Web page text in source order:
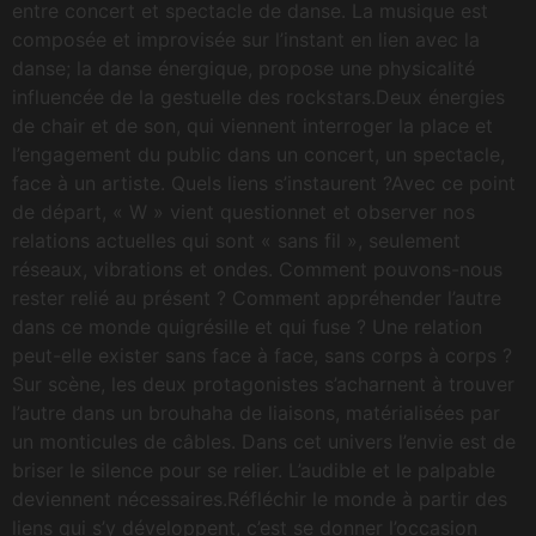
entre concert et spectacle de danse. La musique est
composée et improvisée sur l’instant en lien avec la
danse; la danse énergique, propose une physicalité
influencée de la gestuelle des rockstars.Deux énergies
de chair et de son, qui viennent interroger la place et
l’engagement du public dans un concert, un spectacle,
face à un artiste. Quels liens s’instaurent ?Avec ce point
de départ, « W » vient questionnet et observer nos
relations actuelles qui sont « sans fil », seulement
réseaux, vibrations et ondes. Comment pouvons-nous
rester relié au présent ? Comment appréhender l’autre
dans ce monde quigrésille et qui fuse ? Une relation
peut-elle exister sans face à face, sans corps à corps ?
Sur scène, les deux protagonistes s’acharnent à trouver
l’autre dans un brouhaha de liaisons, matérialisées par
un monticules de câbles. Dans cet univers l’envie est de
briser le silence pour se relier. L’audible et le palpable
deviennent nécessaires.Réfléchir le monde à partir des
liens qui s’y développent, c’est se donner l’occasion